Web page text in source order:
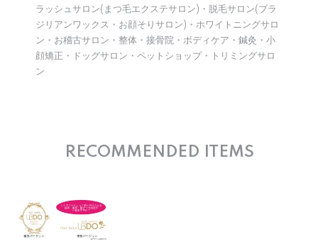
ラッシュサロン(まつ毛エクステサロン)・脱毛サロン(ブラ
ジリアンワックス・お顔そりサロン)・ホワイトニングサロ
ン・お稽古サロン・整体・接骨院・ボディケア・鍼灸・小
顔矯正・ドッグサロン・ペットショップ・トリミングサロ
ン
RECOMMENDED ITEMS